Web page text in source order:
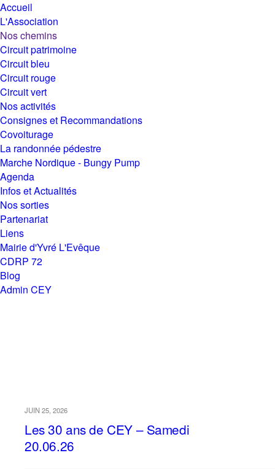
Accueil
L'Association
Nos chemins
Circuit patrimoine
Circuit bleu
Circuit rouge
Circuit vert
Nos activités
Consignes et Recommandations
Covoiturage
La randonnée pédestre
Marche Nordique - Bungy Pump
Agenda
Infos et Actualités
Nos sorties
Partenariat
Liens
Mairie d'Yvré L'Evêque
CDRP 72
Blog
Admin CEY
JUIN 25, 2026
Les 30 ans de CEY – Samedi
20.06.26